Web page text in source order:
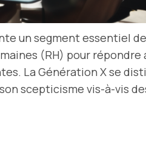
un segment essentiel
(RH) pour répondre
La Génération X se
scepticisme vis-à-vis